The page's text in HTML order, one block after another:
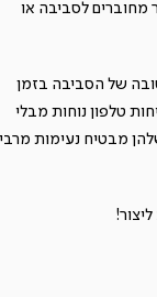
לסביבה או
של הסביבה בזמן
טלפון נוחות מבלי
מבטיח נעימות